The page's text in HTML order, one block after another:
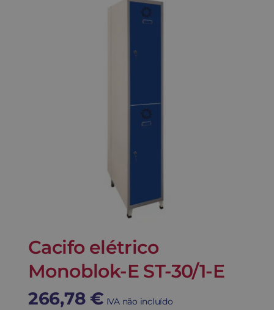
Cacifo elétrico
Monoblok-E ST-30/1-E
266,78 € IVA não incluído